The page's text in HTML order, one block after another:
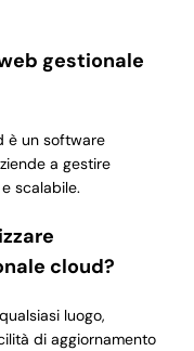
gestionale
è un software
a gestire
scalabile.
cloud?
luogo,
di aggiornamento